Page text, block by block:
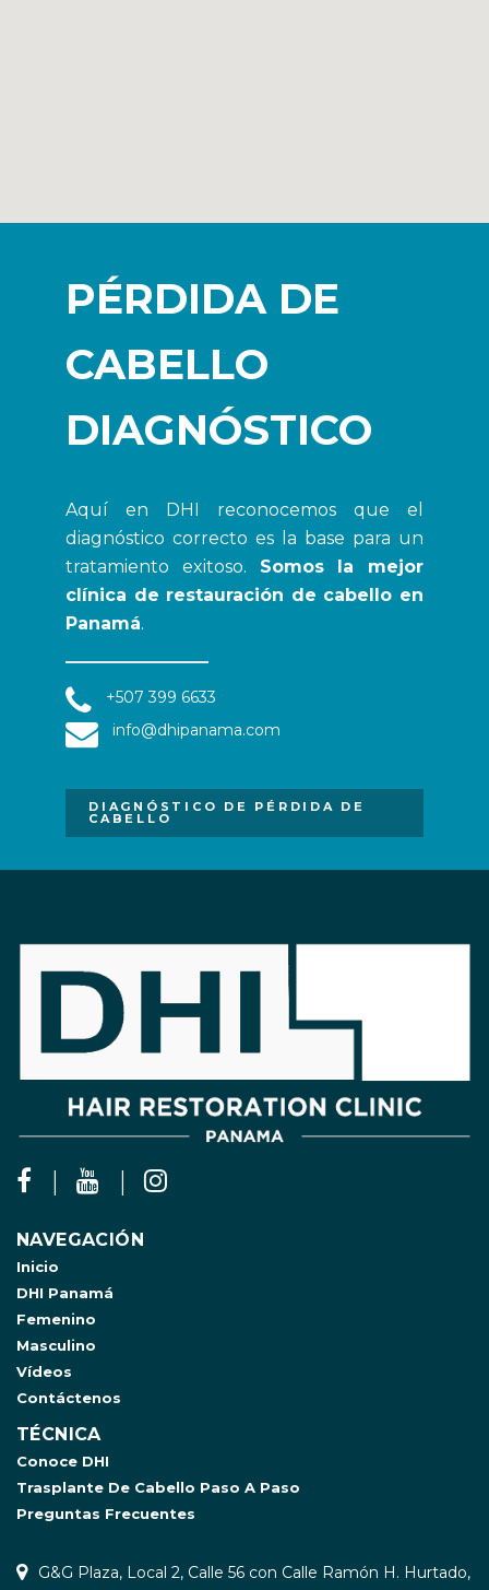
PÉRDIDA DE
CABELLO
DIAGNÓSTICO
Aquí en DHI reconocemos que el
diagnóstico correcto es la base para un
tratamiento exitoso. Somos la mejor
clínica de restauración de cabello en
Panamá.
+507 399 6633
info@dhipanama.com
DIAGNÓSTICO DE PÉRDIDA DE
CABELLO
NAVEGACIÓN
Inicio
DHI Panamá
Femenino
Masculino
Vídeos
Contáctenos
TÉCNICA
Conoce DHI
Trasplante De Cabello Paso A Paso
Preguntas Frecuentes
G&G Plaza, Local 2, Calle 56 con Calle Ramón H. Hurtado,